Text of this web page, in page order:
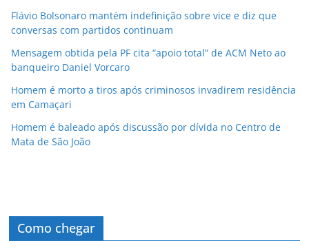
Flávio Bolsonaro mantém indefinição sobre vice e diz que
conversas com partidos continuam
Mensagem obtida pela PF cita “apoio total” de ACM Neto ao
banqueiro Daniel Vorcaro
Homem é morto a tiros após criminosos invadirem residência
em Camaçari
Homem é baleado após discussão por dívida no Centro de
Mata de São João
Como chegar